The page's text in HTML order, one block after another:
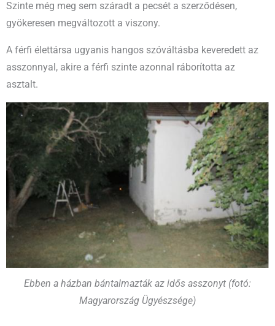
Szinte még meg sem száradt a pecsét a szerződésen,
gyökeresen megváltozott a viszony.
A férfi élettársa ugyanis hangos szóváltásba keveredett az
asszonnyal, akire a férfi szinte azonnal ráborította az
asztalt.
Ebben a házban bántalmazták az idős asszonyt (fotó:
Magyarország Ügyészsége)